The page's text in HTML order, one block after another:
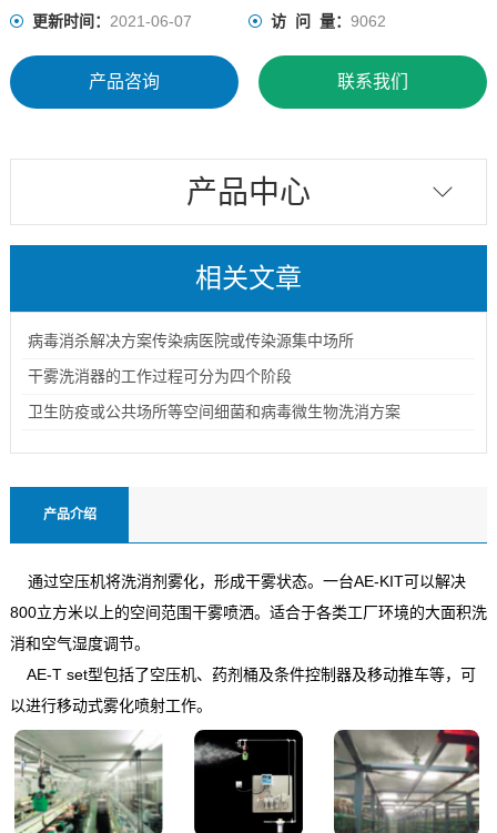
更新时间： 2021-06-07 访 问 量： 9062
产品咨询 联系我们
产品中心
相关文章
病毒消杀解决方案传染病医院或传染源集中场所
干雾洗消器的工作过程可分为四个阶段
卫生防疫或公共场所等空间细菌和病毒微生物洗消方案
产品介绍
通过空压机将洗消剂雾化，形成干雾状态。一台AE-KIT可以解决
800立方米以上的空间范围干雾喷洒。适合于各类工厂环境的大面积洗
消和空气湿度调节。
AE-T set型包括了空压机、药剂桶及条件控制器及移动推车等，可
以进行移动式雾化喷射工作。